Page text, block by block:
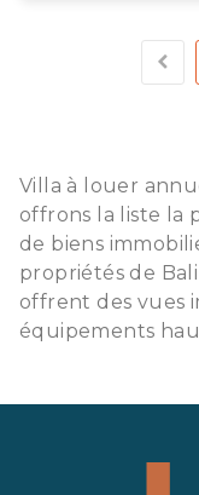
Villa à louer
offrons la liste la
de biens
propriétés de
offrent des vues
équipements